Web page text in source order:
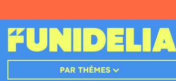
PAR THÈMES